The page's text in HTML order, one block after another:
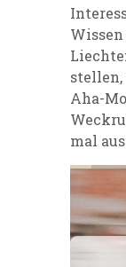
Aha-
mal